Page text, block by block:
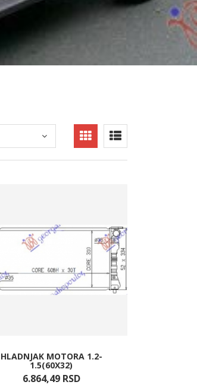
HLADNJAK MOTORA 1.2-
1.5(60X32)
6.864,49 RSD